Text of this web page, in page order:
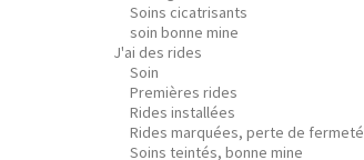
Soins cicatrisants
soin bonne mine
J'ai des rides
Soin
Premières rides
Rides installées
Rides marquées, perte de fermeté
Soins teintés, bonne mine